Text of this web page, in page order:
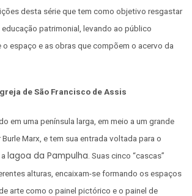
desta série que tem como objetivo resgastar
patrimonial, levando ao público
espaço e as obras que compõem o acervo da
de São Francisco de Assis
em uma península larga, em meio a um grande
Marx, e tem sua entrada voltada para o
lagoa da Pampulha . Suas cinco “cascas”
alturas, encaixam-se formando os espaços
arte como o painel pictórico e o painel de